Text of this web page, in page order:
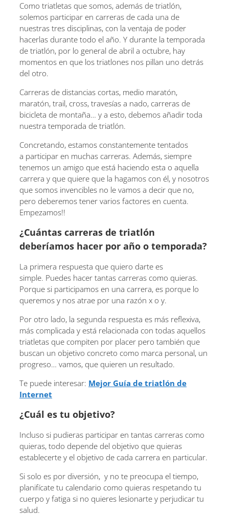
Como triatletas que somos, además de triatlón,
solemos participar en carreras de cada una de
nuestras tres disciplinas, con la ventaja de poder
hacerlas durante todo el año. Y durante la temporada
de triatlón, por lo general de abril a octubre, hay
momentos en que los triatlones nos pillan uno detrás
del otro.
Carreras de distancias cortas, medio maratón,
maratón, trail, cross, travesías a nado, carreras de
bicicleta de montaña… y a esto, debemos añadir toda
nuestra temporada de triatlón.
Concretando, estamos constantemente tentados
a participar en muchas carreras. Además, siempre
tenemos un amigo que está haciendo esta o aquella
carrera y que quiere que la hagamos con él, y nosotros
que somos invencibles no le vamos a decir que no,
pero deberemos tener varios factores en cuenta.
Empezamos!!
¿Cuántas carreras de triatlón
deberíamos hacer por año o temporada?
La primera respuesta que quiero darte es
simple. Puedes hacer tantas carreras como quieras.
Porque si participamos en una carrera, es porque lo
queremos y nos atrae por una razón x o y.
Por otro lado, la segunda respuesta es más reflexiva,
más complicada y está relacionada con todas aquellos
triatletas que compiten por placer pero también que
buscan un objetivo concreto como marca personal, un
progreso… vamos, que quieren un resultado.
Te puede interesar: Mejor Guía de triatlón de
Internet
¿Cuál es tu objetivo?
Incluso si pudieras participar en tantas carreras como
quieras, todo depende del objetivo que quieras
establecerte y el objetivo de cada carrera en particular.
Si solo es por diversión, y no te preocupa el tiempo,
planifícate tu calendario como quieras respetando tu
cuerpo y fatiga si no quieres lesionarte y perjudicar tu
salud.